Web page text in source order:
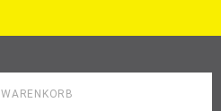
WARENKORB